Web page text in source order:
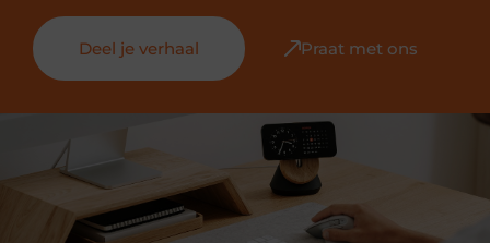
Deel je verhaal Praat met ons